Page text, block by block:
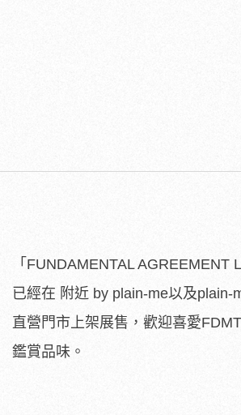
「FUNDAMENTAL AGREEMENT
已經在 附近 by plain-me以及plain-
直營門市上架展售，歡迎喜愛
鑑賞品味。